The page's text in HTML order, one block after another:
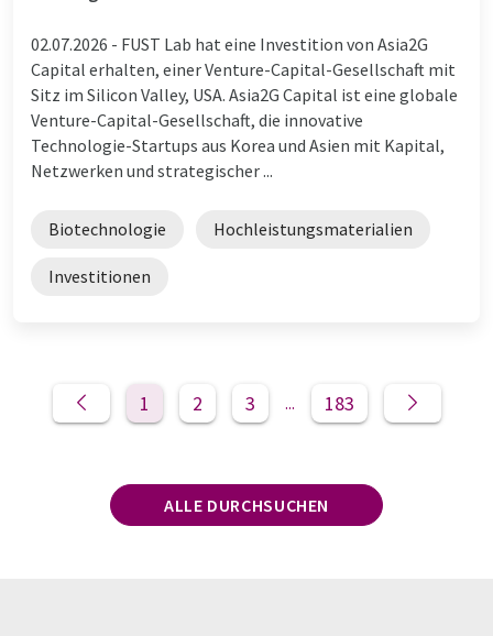
02.07.2026 - FUST Lab hat eine Investition von Asia2G
Capital erhalten, einer Venture-Capital-Gesellschaft mit
Sitz im Silicon Valley, USA. Asia2G Capital ist eine globale
Venture-Capital-Gesellschaft, die innovative
Technologie-Startups aus Korea und Asien mit Kapital,
Netzwerken und strategischer ...
Biotechnologie Hochleistungsmaterialien
Investitionen
1 2 3 ... 183
ALLE DURCHSUCHEN